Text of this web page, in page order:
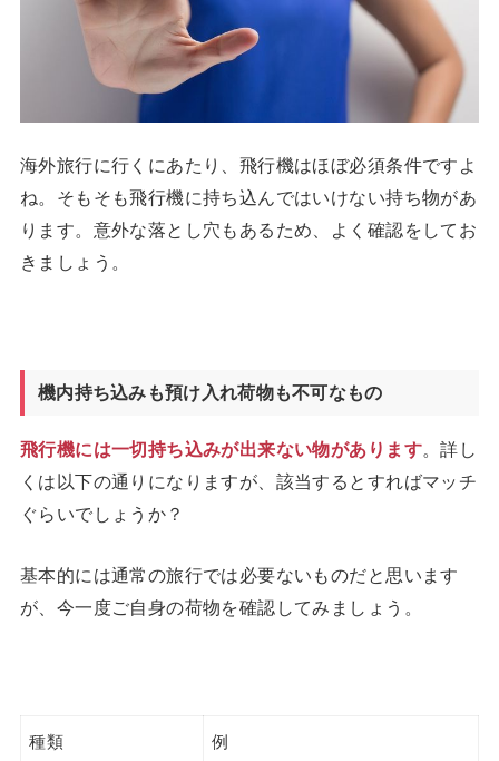
海外旅行に行くにあたり、飛行機はほぼ必須条件ですよ
ね。そもそも飛行機に持ち込んではいけない持ち物があ
ります。意外な落とし穴もあるため、よく確認をしてお
きましょう。
機内持ち込みも預け入れ荷物も不可なもの
飛行機には一切持ち込みが出来ない物があります。詳し
くは以下の通りになりますが、該当するとすればマッチ
ぐらいでしょうか？
基本的には通常の旅行では必要ないものだと思います
が、今一度ご自身の荷物を確認してみましょう。
種類 例